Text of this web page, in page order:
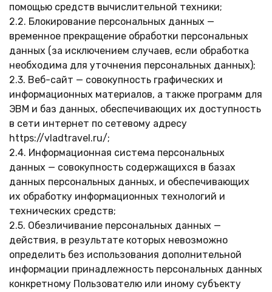
помощью средств вычислительной техники;
2.2. Блокирование персональных данных —
временное прекращение обработки персональных
данных (за исключением случаев, если обработка
необходима для уточнения персональных данных);
2.3. Веб-сайт — совокупность графических и
информационных материалов, а также программ для
ЭВМ и баз данных, обеспечивающих их доступность
в сети интернет по сетевому адресу
https://vladtravel.ru/;
2.4. Информационная система персональных
данных — совокупность содержащихся в базах
данных персональных данных, и обеспечивающих
их обработку информационных технологий и
технических средств;
2.5. Обезличивание персональных данных —
действия, в результате которых невозможно
определить без использования дополнительной
информации принадлежность персональных данных
конкретному Пользователю или иному субъекту